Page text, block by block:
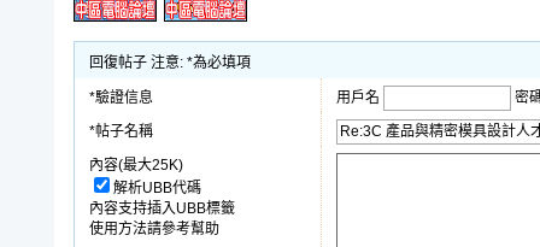
回復帖子 注意: *為必填項
*驗證信息 用戶名
密
*帖子名稱
內容(最大25K)
解析UBB代碼
內容支持插入UBB標籤
使用方法請參考幫助